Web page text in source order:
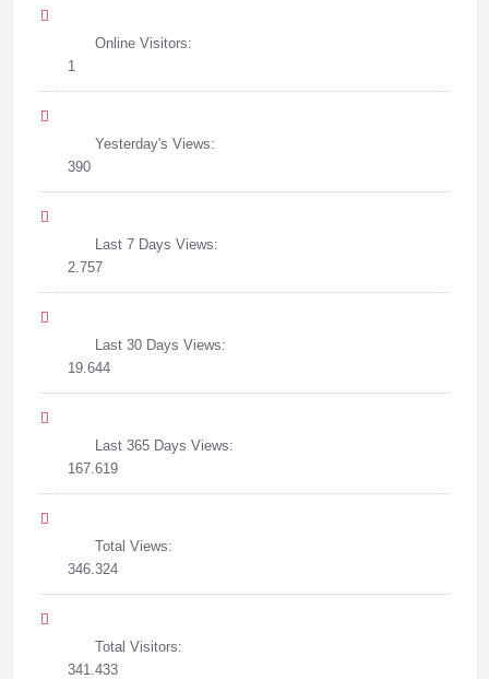
Online Visitors:
1
Yesterday's Views:
390
Last 7 Days Views:
2.757
Last 30 Days Views:
19.644
Last 365 Days Views:
167.619
Total Views:
346.324
Total Visitors:
341.433